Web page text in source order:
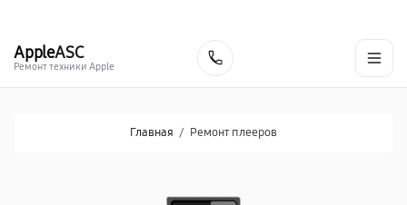
AppleASC
Ремонт техники Apple
Главная / Ремонт плееров